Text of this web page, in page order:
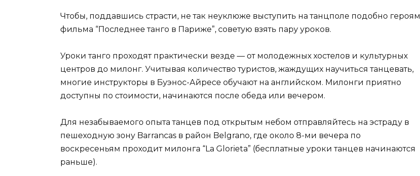
Чтобы, поддавшись страсти, не так неуклюже выступить на танцполе подобно героям
фильма “Последнее танго в Париже”, советую взять пару уроков.
Уроки танго проходят практически везде — от молодежных хостелов и культурных
центров до милонг. Учитывая количество туристов, жаждущих научиться танцевать,
многие инструкторы в Буэнос-Айресе обучают на английском. Милонги приятно
доступны по стоимости, начинаются после обеда или вечером.
Для незабываемого опыта танцев под открытым небом отправляйтесь на эстраду в
пешеходную зону Barrancas в район Belgrano, где около 8-ми вечера по
воскресеньям проходит милонга “La Glorieta” (бесплатные уроки танцев начинаются
раньше).